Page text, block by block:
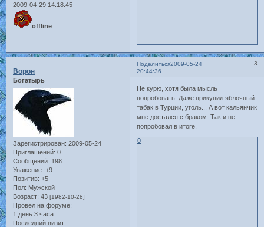
2009-04-29 14:18:45
offline
Поделиться 3
2009-05-24
20:44:36
Ворон
Богатырь
Зарегистрирован: 2009-05-24
Приглашений: 0
Сообщений: 198
Уважение: +9
Позитив: +5
Пол: Мужской
Возраст: 43 [1982-10-28]
Провел на форуме:
1 день 3 часа
Последний визит:
Не курю, хотя была мысль
попробовать. Даже прикупил яблочный
табак в Турции, уголь... А вот кальянчик
мне достался с браком. Так и не
попробовал в итоге.
0